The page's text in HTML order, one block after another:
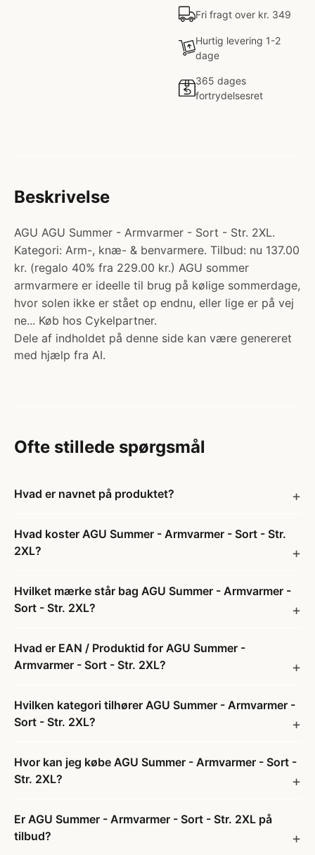
Fri fragt over kr. 349
Hurtig levering 1-2
dage
365 dages
fortrydelsesret
Beskrivelse
AGU AGU Summer - Armvarmer - Sort - Str. 2XL.
Kategori: Arm-, knæ- & benvarmere. Tilbud: nu 137.00
kr. (regalo 40% fra 229.00 kr.) AGU sommer
armvarmere er ideelle til brug på kølige sommerdage,
hvor solen ikke er stået op endnu, eller lige er på vej
ne... Køb hos Cykelpartner.
Dele af indholdet på denne side kan være genereret
med hjælp fra AI.
Ofte stillede spørgsmål
Hvad er navnet på produktet?
Hvad koster AGU Summer - Armvarmer - Sort - Str.
2XL?
Hvilket mærke står bag AGU Summer - Armvarmer -
Sort - Str. 2XL?
Hvad er EAN / Produktid for AGU Summer -
Armvarmer - Sort - Str. 2XL?
Hvilken kategori tilhører AGU Summer - Armvarmer -
Sort - Str. 2XL?
Hvor kan jeg købe AGU Summer - Armvarmer - Sort -
Str. 2XL?
Er AGU Summer - Armvarmer - Sort - Str. 2XL på
tilbud?